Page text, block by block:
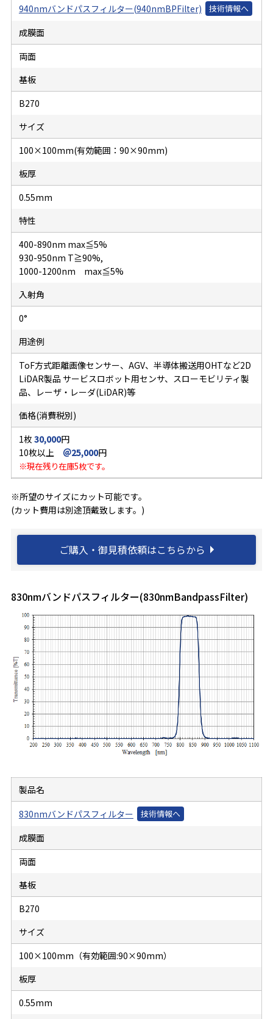
940nmバンドパスフィルター(940nmBPFilter)
成膜面
両面
基板
B270
サイズ
100×100mm(有効範囲：90×90mm)
板厚
0.55mm
特性
400-890nm max≦5%
930-950nm T≧90%,
1000-1200nm max≦5%
入射角
0°
用途例
ToF方式距離画像センサー、AGV、半導体搬送用OHTなど2D
LiDAR製品 サービスロボット用センサ、スローモビリティ製
品、レーザ・レーダ(LiDAR)等
価格(消費税別)
1枚 30,000円
10枚以上 ＠25,000円
※現在残り在庫5枚です。
※所望のサイズにカット可能です。
(カット費用は別途頂戴致します。)
ご購入・御見積依頼はこちらから
830nmバンドパスフィルター(830nmBandpassFilter)
製品名
830nmバンドパスフィルター
成膜面
両面
基板
B270
サイズ
100×100mm（有効範囲:90×90mm）
板厚
0.55mm